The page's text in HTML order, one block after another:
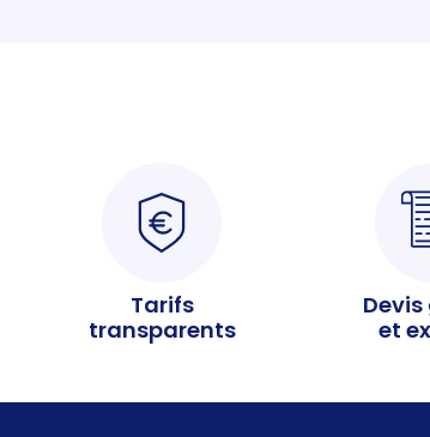
Tarifs
transparents
et